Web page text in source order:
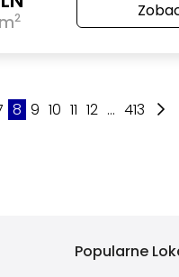
2
8 9 10 11 12 ... 413
Popularne